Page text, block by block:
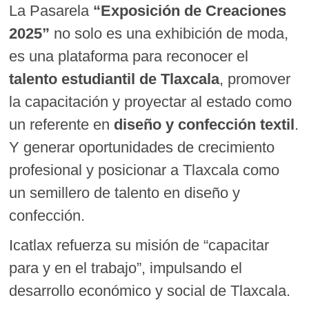
La Pasarela “Exposición de Creaciones
2025” no solo es una exhibición de moda,
es una plataforma para reconocer el
talento estudiantil de Tlaxcala, promover
la capacitación y proyectar al estado como
un referente en diseño y confección textil.
Y generar oportunidades de crecimiento
profesional y posicionar a Tlaxcala como
un semillero de talento en diseño y
confección.
Icatlax refuerza su misión de “capacitar
para y en el trabajo”, impulsando el
desarrollo económico y social de Tlaxcala.